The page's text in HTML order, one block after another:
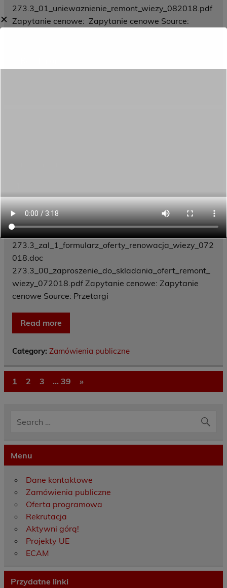
273.3_01_uniewaznienie_remont_wiezy_082018.pdf
Zapytanie cenowe: Zapytanie cenowe Source:
Załącznik:
273.3_Zal_2_Wzor_umowy_renowacja_wiezy_07201
8
273.3_zal_1_formularz_oferty_renowacja_wiezy_072
018.doc
273.3_00_zaproszenie_do_skladania_ofert_remont_
wiezy_072018.pdf Zapytanie cenowe: Zapytanie
cenowe Source: Przetargi
Read more
Category: Zamówienia publiczne
1 2 3 … 39 »
Menu
Dane kontaktowe
Zamówienia publiczne
Oferta programowa
Rekrutacja
Aktywni górą!
Projekty UE
ECAM
Przydatne linki
✕